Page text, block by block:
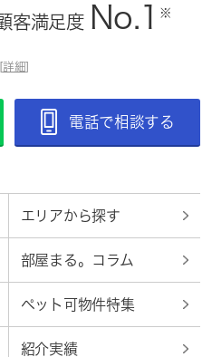
客満足度 No.1 ※
詳細]
電話で相談する
エリアから探す
部屋まる。コラム
ペット可物件特集
紹介実績